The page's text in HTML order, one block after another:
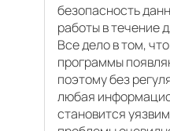
безопасность
работы в течение
Все дело в том,
программы
поэтому без
любая
становится